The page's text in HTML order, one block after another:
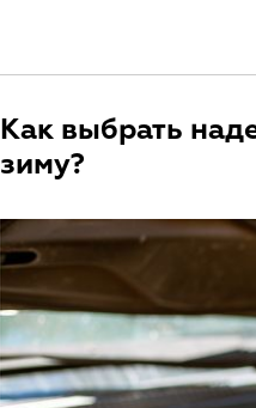
Как выбрать
зиму?